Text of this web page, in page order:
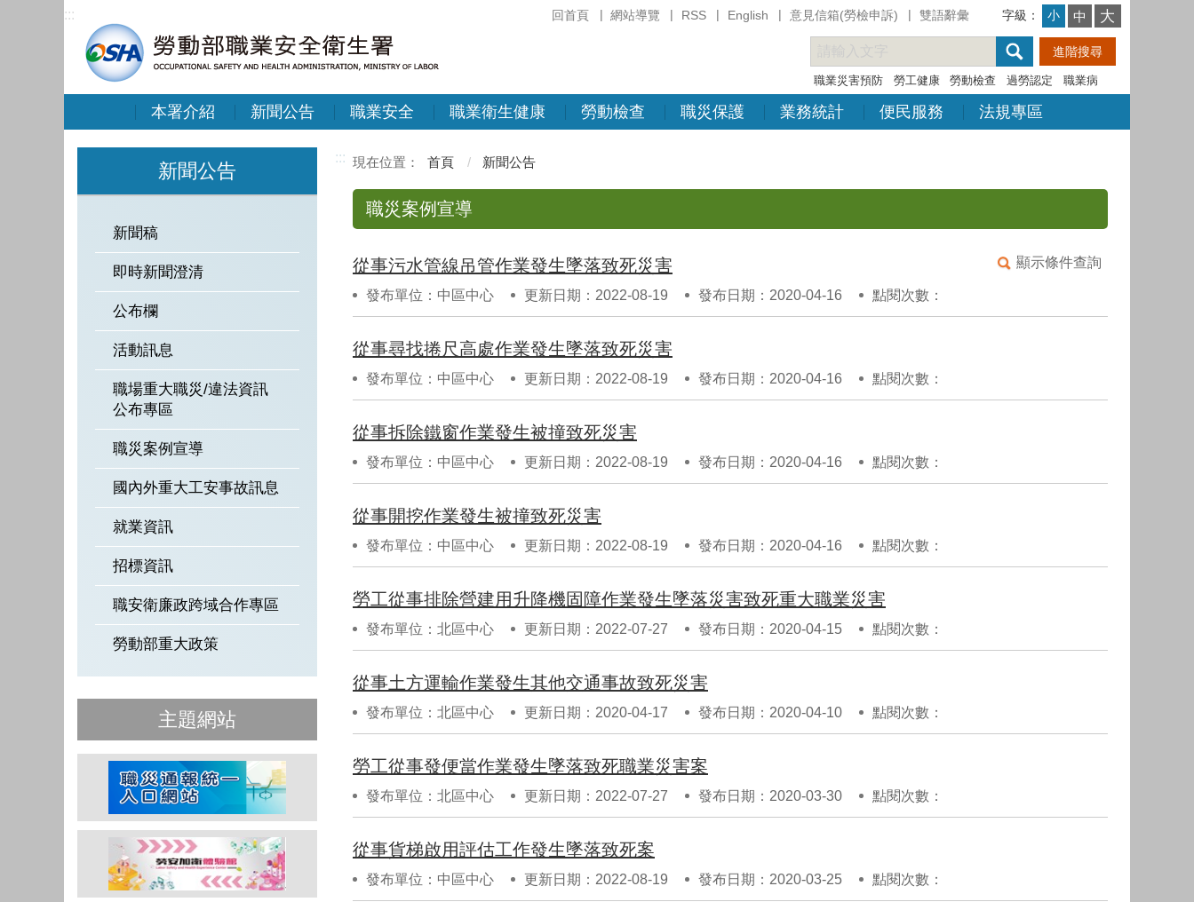
回首頁 網站導覽 RSS English 意見信箱(勞檢申訴) 雙語辭彙
::: 字級： 小 中 大
職業災害預防 勞工健康 勞動檢查 過勞認定 職業病
本署介紹 新聞公告 職業安全 職業衛生健康 勞動檢查 職災保護 業務統計 便民服務 法規專區
新聞公告
新聞稿
即時新聞澄清
公布欄
活動訊息
職場重大職災/違法資訊
公布專區
職災案例宣導
國內外重大工安事故訊息
就業資訊
招標資訊
職安衛廉政跨域合作專區
勞動部重大政策
主題網站
::: 首頁 新聞公告
職災案例宣導
顯示條件查詢
從事污水管線吊管作業發生墜落致死災害
發布單位：中區中心 更新日期：2022-08-19 發布日期：2020-04-16 點閱次數：
從事尋找捲尺高處作業發生墜落致死災害
發布單位：中區中心 更新日期：2022-08-19 發布日期：2020-04-16 點閱次數：
從事拆除鐵窗作業發生被撞致死災害
發布單位：中區中心 更新日期：2022-08-19 發布日期：2020-04-16 點閱次數：
從事開挖作業發生被撞致死災害
發布單位：中區中心 更新日期：2022-08-19 發布日期：2020-04-16 點閱次數：
勞工從事排除營建用升降機固障作業發生墜落災害致死重大職業災害
發布單位：北區中心 更新日期：2022-07-27 發布日期：2020-04-15 點閱次數：
從事土方運輸作業發生其他交通事故致死災害
發布單位：北區中心 更新日期：2020-04-17 發布日期：2020-04-10 點閱次數：
勞工從事發便當作業發生墜落致死職業災害案
發布單位：北區中心 更新日期：2022-07-27 發布日期：2020-03-30 點閱次數：
從事貨梯啟用評估工作發生墜落致死案
發布單位：中區中心 更新日期：2022-08-19 發布日期：2020-03-25 點閱次數：